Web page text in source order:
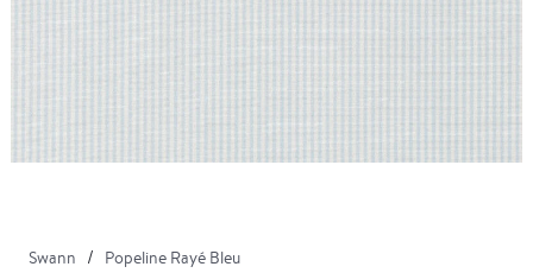
Swann Popeline Rayé Bleu